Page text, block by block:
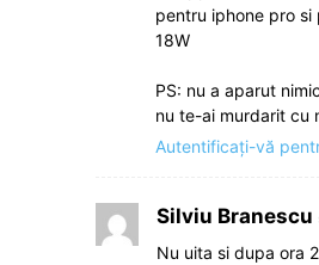
pentru iphone pro
18W
PS: nu a aparut
nu te-ai murdarit cu
Autentificați-vă
Silviu Branescu
Nu uita si dupa ora